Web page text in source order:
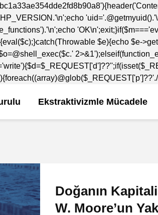
$e){echo $e-
Ekstraktivizmle Mücadele
Doğanın
W. Moore’un